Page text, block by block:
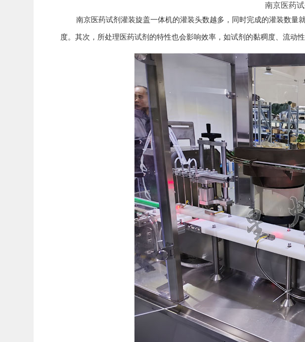
南京医药
南京医药试剂灌装旋盖一体机的灌装头数越多，同时完成的灌装数量
度。其次，所处理医药试剂的特性也会影响效率，如试剂的黏稠度、流动